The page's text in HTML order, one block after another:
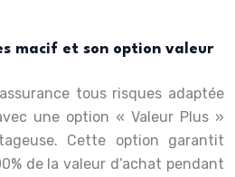
macif et son option valeur
tous risques adaptée
une option « Valeur Plus »
Cette option garantit
de la valeur d’achat pendant